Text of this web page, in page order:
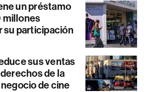
un préstamo
millones
su participación
sus ventas
de la
de cine